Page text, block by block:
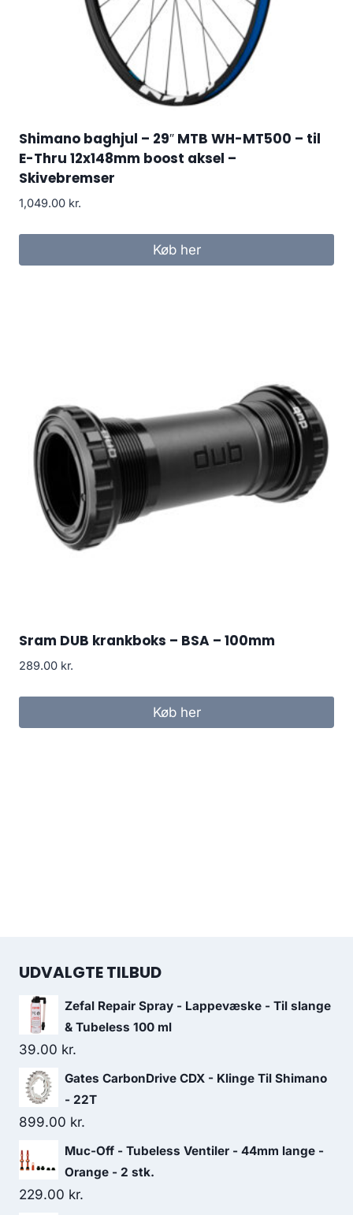
Shimano baghjul – 29″ MTB WH-MT500 – til
E-Thru 12x148mm boost aksel –
Skivebremser
1,049.00 kr.
Køb her
Sram DUB krankboks – BSA – 100mm
289.00 kr.
Køb her
UDVALGTE TILBUD
Zefal Repair Spray - Lappevæske - Til slange
& Tubeless 100 ml
39.00 kr.
Gates CarbonDrive CDX - Klinge Til Shimano
- 22T
899.00 kr.
Muc-Off - Tubeless Ventiler - 44mm lange -
Orange - 2 stk.
229.00 kr.